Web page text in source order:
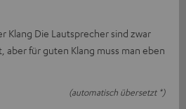
Klang Die Lautsprecher sind zwar
aber für guten Klang muss man eben
(automatisch übersetzt *)